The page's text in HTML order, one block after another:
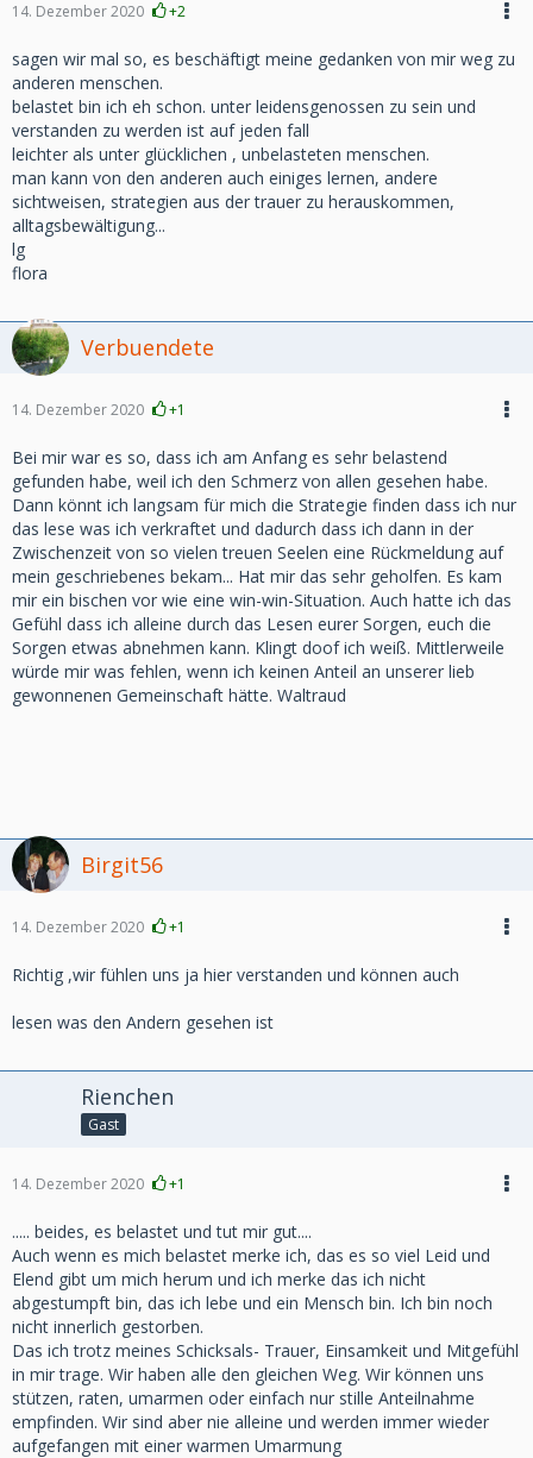
14. Dezember 2020 +2
sagen wir mal so, es beschäftigt meine gedanken von mir weg zu
anderen menschen.
belastet bin ich eh schon. unter leidensgenossen zu sein und
verstanden zu werden ist auf jeden fall
leichter als unter glücklichen , unbelasteten menschen.
man kann von den anderen auch einiges lernen, andere
sichtweisen, strategien aus der trauer zu herauskommen,
alltagsbewältigung...
lg
flora
Verbuendete
14. Dezember 2020 +1
Bei mir war es so, dass ich am Anfang es sehr belastend
gefunden habe, weil ich den Schmerz von allen gesehen habe.
Dann könnt ich langsam für mich die Strategie finden dass ich nur
das lese was ich verkraftet und dadurch dass ich dann in der
Zwischenzeit von so vielen treuen Seelen eine Rückmeldung auf
mein geschriebenes bekam... Hat mir das sehr geholfen. Es kam
mir ein bischen vor wie eine win-win-Situation. Auch hatte ich das
Gefühl dass ich alleine durch das Lesen eurer Sorgen, euch die
Sorgen etwas abnehmen kann. Klingt doof ich weiß. Mittlerweile
würde mir was fehlen, wenn ich keinen Anteil an unserer lieb
gewonnenen Gemeinschaft hätte. Waltraud
Birgit56
14. Dezember 2020 +1
Richtig ,wir fühlen uns ja hier verstanden und können auch
lesen was den Andern gesehen ist
Rienchen
Gast
14. Dezember 2020 +1
..... beides, es belastet und tut mir gut....
Auch wenn es mich belastet merke ich, das es so viel Leid und
Elend gibt um mich herum und ich merke das ich nicht
abgestumpft bin, das ich lebe und ein Mensch bin. Ich bin noch
nicht innerlich gestorben.
Das ich trotz meines Schicksals- Trauer, Einsamkeit und Mitgefühl
in mir trage. Wir haben alle den gleichen Weg. Wir können uns
stützen, raten, umarmen oder einfach nur stille Anteilnahme
empfinden. Wir sind aber nie alleine und werden immer wieder
aufgefangen mit einer warmen Umarmung